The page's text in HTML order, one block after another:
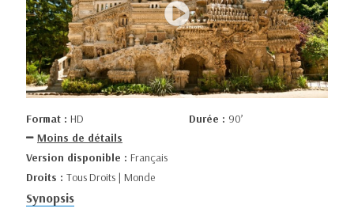
Format : HD Durée : 90’
Moins de détails
Version disponible : Français
Droits : Tous Droits | Monde
Synopsis